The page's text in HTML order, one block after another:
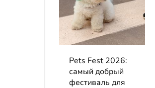
Pets Fest 2026:
самый добрый
фестиваль для